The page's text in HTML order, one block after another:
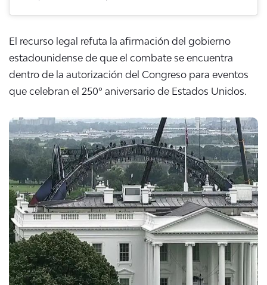
El recurso legal refuta la afirmación del gobierno
estadounidense de que el combate se encuentra
dentro de la autorización del Congreso para eventos
que celebran el 250º aniversario de Estados Unidos.